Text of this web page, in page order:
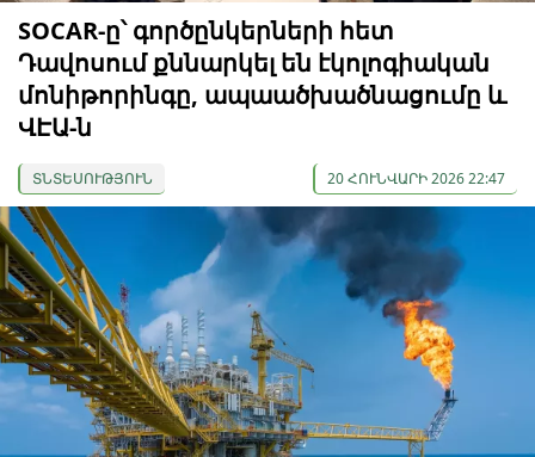
SOCAR-ը՝ գործընկերների հետ
Դավոսում քննարկել են էկոլոգիական
մոնիթորինգը, ապաածխածնացումը և
ՎԷԱ-ն
ՏՆՏԵՍՈՒԹՅՈՒՆ 20 ՀՈՒՆՎԱՐԻ 2026 22:47